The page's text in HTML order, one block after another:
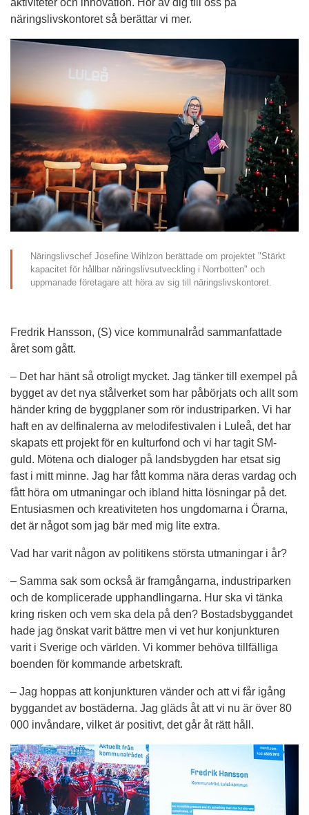
aktiviteter och innovation. Hör av dig till oss på
näringslivskontoret så berättar vi mer.
Näringslivschef Josefine Wihlzon berättade om projektet "Stärkt
kapacitet för hållbar näringslivsutveckling i Norrbotten" och
uppmanade företagare att höra av sig till näringslivskontoret.
Fredrik Hansson, (S) vice kommunalråd sammanfattade
året som gått.
– Det har hänt så otroligt mycket. Jag tänker till exempel på
bygget av det nya stålverket som har påbörjats och allt som
händer kring de byggplaner som rör industriparken. Vi har
haft en av delfinalerna av melodifestivalen i Luleå, det har
skapats ett projekt för en kulturfond och vi har tagit SM-
guld. Mötena och dialoger på landsbygden har etsat sig
fast i mitt minne. Jag har fått komma nära deras vardag och
fått höra om utmaningar och ibland hitta lösningar på det.
Entusiasmen och kreativiteten hos ungdomarna i Örarna,
det är något som jag bär med mig lite extra.
Vad har varit någon av politikens största utmaningar i år?
– Samma sak som också är framgångarna, industriparken
och de komplicerade upphandlingarna. Hur ska vi tänka
kring risken och vem ska dela på den? Bostadsbyggandet
hade jag önskat varit bättre men vi vet hur konjunkturen
varit i Sverige och världen. Vi kommer behöva tillfälliga
boenden för kommande arbetskraft.
– Jag hoppas att konjunkturen vänder och att vi får igång
byggandet av bostäderna. Jag gläds åt att vi nu är över 80
000 invåndare, vilket är positivt, det går åt rätt håll.